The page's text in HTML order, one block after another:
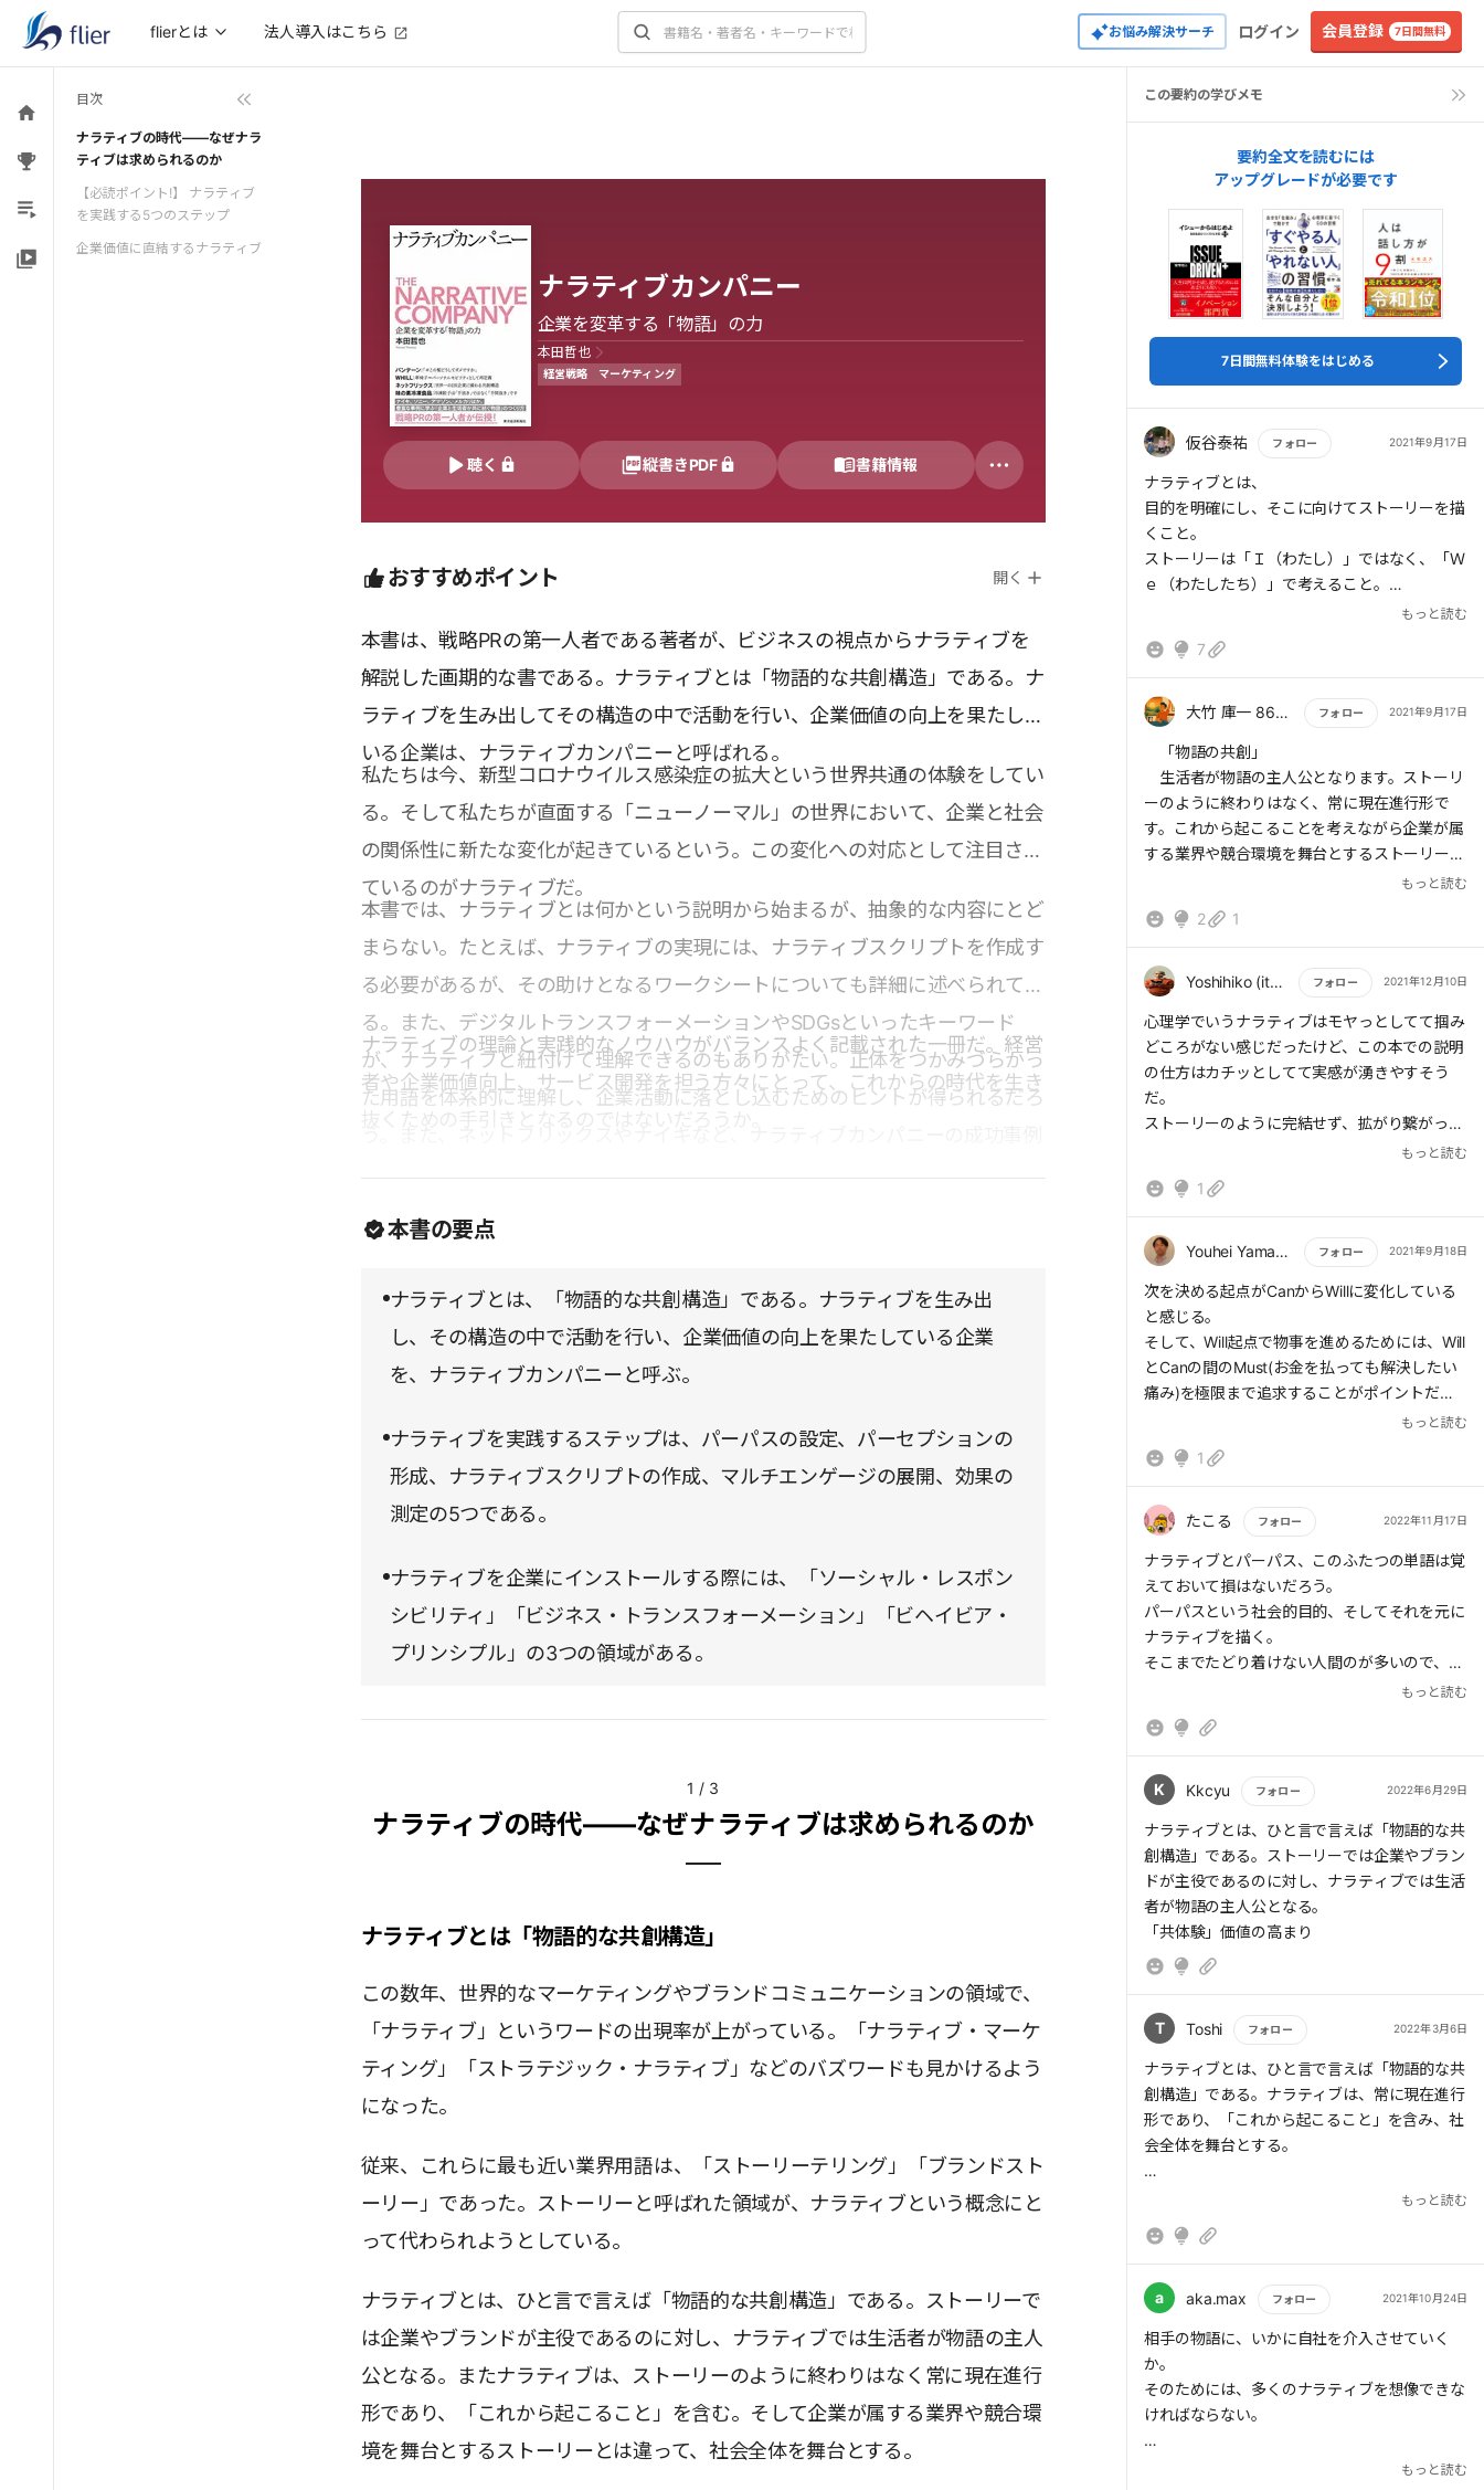
flierとは 法人導入はこちら お悩み解決サーチ ログイン 会員登録 7日間無料
目次
ナラティブの時代――なぜナラ
ティブは求められるのか
【必読ポイント!】 ナラティブ
を実践する5つのステップ
企業価値に直結するナラティブ
ナラティブカンパニー
企業を変革する「物語」の力
本田哲也
経営戦略 マーケティング
聴く 縦書きPDF 書籍情報
おすすめポイント 開く
本書は、戦略PRの第一人者である著者が、ビジネスの視点からナラティブを
解説した画期的な書である。ナラティブとは「物語的な共創構造」である。ナ
ラティブを生み出してその構造の中で活動を行い、企業価値の向上を果たして
いる企業は、ナラティブカンパニーと呼ばれる。
私たちは今、新型コロナウイルス感染症の拡大という世界共通の体験をしてい
る。そして私たちが直面する「ニューノーマル」の世界において、企業と社会
の関係性に新たな変化が起きているという。この変化への対応として注目され
ているのがナラティブだ。
本書では、ナラティブとは何かという説明から始まるが、抽象的な内容にとど
まらない。たとえば、ナラティブの実現には、ナラティブスクリプトを作成す
る必要があるが、その助けとなるワークシートについても詳細に述べられてい
る。また、デジタルトランスフォーメーションやSDGsといったキーワード
が、ナラティブと紐付けて理解できるのもありがたい。正体をつかみづらかっ
た用語を体系的に理解し、企業活動に落とし込むためのヒントが得られるだろ
の多様性にふれられるのも本書ならではの魅力だ。
ナラティブの理論と実践的なノウハウがバランスよく記載された一冊だ。経営
者や企業価値向上、サービス開発を担う方々にとって、これからの時代を生き
抜くための手引きとなるのではないだろうか。
本書の要点
ナラティブとは、「物語的な共創構造」である。ナラティブを生み出
し、その構造の中で活動を行い、企業価値の向上を果たしている企業
を、ナラティブカンパニーと呼ぶ。
ナラティブを実践するステップは、パーパスの設定、パーセプションの
形成、ナラティブスクリプトの作成、マルチエンゲージの展開、効果の
測定の5つである。
ナラティブを企業にインストールする際には、「ソーシャル・レスポン
シビリティ」「ビジネス・トランスフォーメーション」「ビヘイビア・
プリンシプル」の3つの領域がある。
1 / 3
ナラティブの時代――なぜナラティブは求められるのか
ナラティブとは「物語的な共創構造」
この数年、世界的なマーケティングやブランドコミュニケーションの領域で、
「ナラティブ」というワードの出現率が上がっている。「ナラティブ・マーケ
ティング」「ストラテジック・ナラティブ」などのバズワードも見かけるよう
になった。
従来、これらに最も近い業界用語は、「ストーリーテリング」「ブランドスト
ーリー」であった。ストーリーと呼ばれた領域が、ナラティブという概念にと
って代わられようとしている。
ナラティブとは、ひと言で言えば「物語的な共創構造」である。ストーリーで
は企業やブランドが主役であるのに対し、ナラティブでは生活者が物語の主人
公となる。またナラティブは、ストーリーのように終わりはなく常に現在進行
形であり、「これから起こること」を含む。そして企業が属する業界や競合環
境を舞台とするストーリーとは違って、社会全体を舞台とする。
この要約の学びメモ
要約全文を読むには
アップグレードが必要です
7日間無料体験をはじめる
仮谷泰祐 フォロー 2021年9月17日
もっと読む
ナラティブとは、
目的を明確にし、そこに向けてストーリーを描
くこと。
ストーリーは「Ｉ（わたし）」ではなく、「Ｗ
ｅ（わたしたち）」で考えること。
目的を達成しても次の目的へとストーリーを進
だと思います。
SNSが発達し、様々なチャネル（メディア）が
デザインし、積み重ねるのか。その戦略が大切
なのだと思います。
もっと読む
7
大竹 庫一 860×Kura フォロー 2021年9月17日
もっと読む
「物語の共創」
生活者が物語の主人公となります。ストーリ
ーのように終わりはなく、常に現在進行形で
す。これから起こることを考えながら企業が属
する業界や競合環境を舞台とするストーリーと
は違う社会全体を舞台としています。
ビジネスにおけるナラティブは、消費者やユ
ゆるステークホルダー(利害関係者)を、物語の
込む考え方です。そうしたナラティブを生み出
し、その構造の中でマーケティングや広告・
PR活動を行うことで、業績や企業価値の向上
を果たしている企業を、ナラティブカンパニー
と呼びます。
私たちが直面している「ニューノーマル」の
「社会的距離」の見極め、「自分らしさ」が問
われるという3つの変化にあります。
共体験とは、ある集団内、あるグループ内で
同じ体験価値を共有することを指します。スポ
ーツをスタジアムで観戦していると、どこから
ともなく観客がウェーブを起こし、それが次々
に他の観客に伝播していって、スタジアム全体
体験の1つです。
最近ではSNSの浸透により、ある特定の興
味・関心で結びついた層がミルフィーユのよう
に多層に重なる世界になっています。新型コロ
ナウイルス感染症の影響で、同じ価値観、情報
リテラシーを持つ人たちの共体験は深まってい
ます。一方で、ウイルスへの恐怖、情報リテラ
シー格差による分断、細分化も加速していま
こうした共体験のマルチ化にうまく対応し、
きるようになると、多くの人から共感、感動を
得ることができます。しかし、そのためには企
業やブランド自らも共体験者の一人になって共
体験の輪に入らなければならないのです。
こうした3つの変化を超えて生き残るのがナ
ラティブカンパニーです。
ナラティブは5つのステップで実践されま
す。パーパスとは、企業やブランドの「存在意
義」です。たとえば、P&Gは「より多くの消費
者の生活を少しずつ意味ある方法で日々向上さ
せる」をパーパスとしています。
ナラティブの起点は「創業者や企業の強い思
い」です。ナラティブはパーパスあってのもの
であり、ナラティブによって企業の存在意義が
パーパスを設定するには、まず「暗黙知」を
つれて企業の暗黙知となった創業時の思いを、
社内で徹底的にヒアリングしたり顧客の声を聞
いたりして可視化します。
また、パーパスを定めることが、その企業や
す。安易にブルーオーシャンを目指すのではな
もっと読む
2 1
Yoshihiko (itaru) Ohta フォロー 2021年12月10日
もっと読む
心理学でいうナラティブはモヤっとしてて掴み
どころがない感じだったけど、この本での説明
の仕方はカチッとしてて実感が湧きやすそう
だ。
ストーリーのように完結せず、拡がり繋がって
関係性を作ってゆくところにナラティブのパワ
もっと読む
1
Youhei Yamada フォロー 2021年9月18日
もっと読む
次を決める起点がCanからWillに変化している
と感じる。
そして、Will起点で物事を進めるためには、Will
とCanの間のMust(お金を払っても解決したい
痛み)を極限まで追求することがポイントだと
従来は自分たちが出来ること(Can)起点で考え
これが、自分たちがありたい姿(Will)起点で考
えてきた。
仲間を増やすためには、CanやWillだけでは上
手く行かないと思う。
それは、Must have (なくてはならない、何と
してもに欲しい) なのか？
Nice to have (あったらいいね) だと上手く行か
ない。
こうしたことを言語化し(≒ナラティブスクリプ
う。
もっと読む
1
たこる フォロー 2022年11月17日
もっと読む
ナラティブとパーパス、このふたつの単語は覚
えておいて損はないだろう。
パーパスという社会的目的、そしてそれを元に
ナラティブを描く。
そこまでたどり着けない人間のが多いので、こ
もっと読む
K Kkcyu フォロー 2022年6月29日
もっと読む
ナラティブとは、ひと言で言えば「物語的な共
創構造」である。ストーリーでは企業やブラン
ドが主役であるのに対し、ナラティブでは生活
者が物語の主人公となる。
「共体験」価値の高まり
T Toshi フォロー 2022年3月6日
もっと読む
ナラティブとは、ひと言で言えば「物語的な共
創構造」である。ナラティブは、常に現在進行
形であり、「これから起こること」を含み、社
会全体を舞台とする。
ナラティブの必要性に関して、「共体験」価値
重要だと考えられる。プラットフォーマーや
を共有する集団の「コロニー」的なものができ
て「コロニー」を形成し強める上で欠かせな
い。
ナラティブを作るうえで、目的 (パーパス) か
ら入ることが最も重要である。
そこから描いていき、周囲を巻き込み、効果測
もっと読む
a aka.max フォロー 2021年10月24日
もっと読む
相手の物語に、いかに自社を介入させていく
か。
そのためには、多くのナラティブを想像できな
ければならない。
ブランディングより強制的でなく、マルチな顧
もっと読む